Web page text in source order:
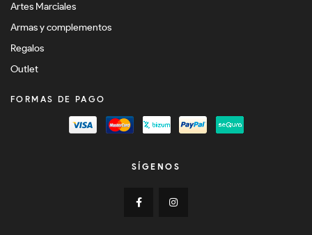
Artes Marciales
Armas y complementos
Regalos
Outlet
FORMAS DE PAGO
SÍGENOS